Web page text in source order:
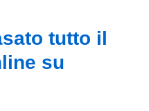
tutto il
su